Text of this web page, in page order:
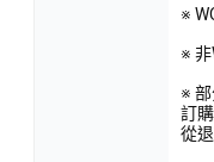
※
※
※
訂
從